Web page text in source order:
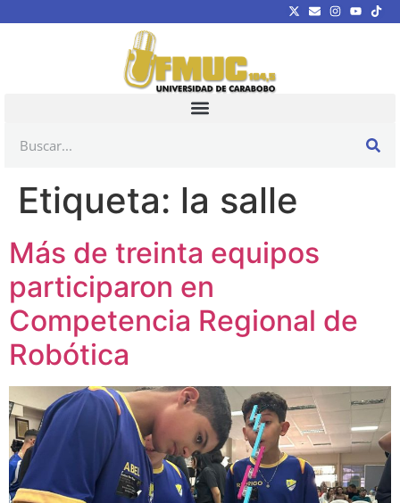
Etiqueta: la salle
Más de treinta equipos
participaron en
Competencia Regional de
Robótica